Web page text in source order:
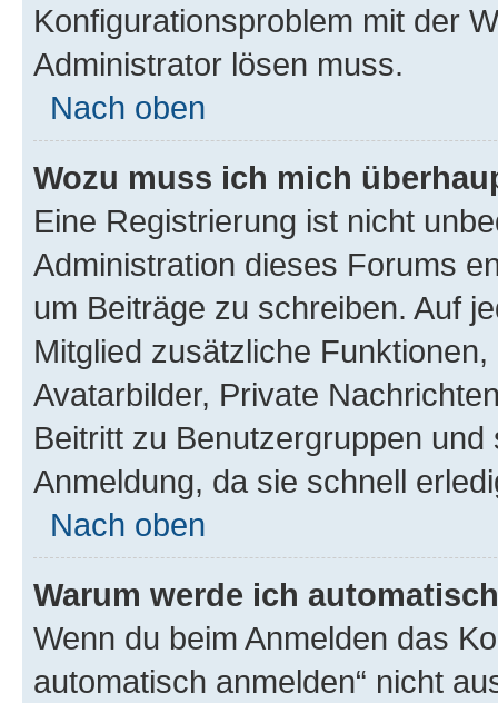
Konfigurationsproblem mit der
Administrator lösen muss.
Nach oben
Wozu muss ich mich
Eine Registrierung ist nicht
Administration dieses Forums
um Beiträge zu schreiben. Auf
Mitglied zusätzliche
Avatarbilder, Private
Beitritt zu Benutzergruppen
Anmeldung, da sie schnell
Nach oben
Warum werde ich
Wenn du beim Anmelden das
automatisch anmelden“ nicht